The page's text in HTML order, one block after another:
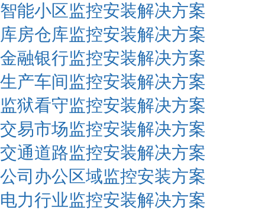
智能小区监控安装解决方案
库房仓库监控安装解决方案
金融银行监控安装解决方案
生产车间监控安装解决方案
监狱看守监控安装解决方案
交易市场监控安装解决方案
交通道路监控安装解决方案
公司办公区域监控安装方案
电力行业监控安装解决方案